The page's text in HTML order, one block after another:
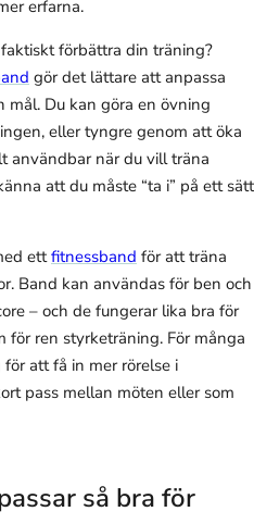
erfarna.
förbättra din träning?
gör det lättare att anpassa
mål. Du kan göra en övning
eller tyngre genom att öka
användbar när du vill träna
att du måste “ta i” på ett sätt
ettfitnessband för att träna
Band kan användas för ben och
– och de fungerar lika bra för
för ren styrketräning. För många
att få in mer rörelse i
pass mellan möten eller som
så bra för